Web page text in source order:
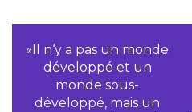
«Il n‘y a pas un monde
développé et un
monde sous-
développé, mais un